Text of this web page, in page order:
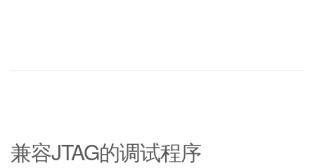
兼容JTAG的调试程序